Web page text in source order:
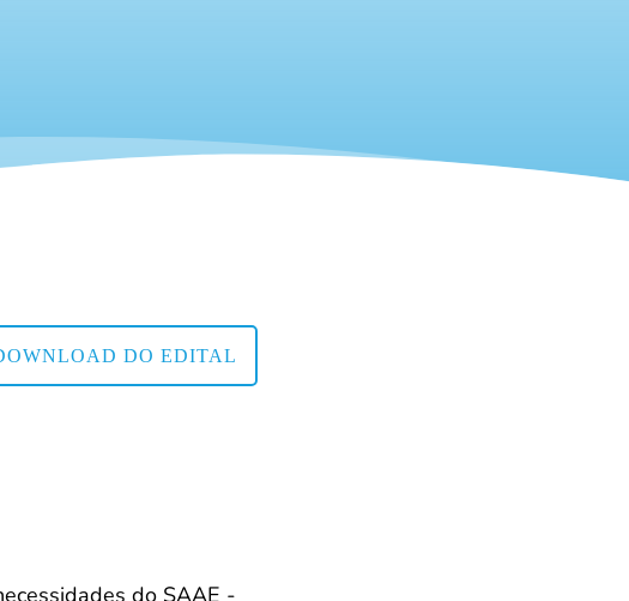
DO EDITAL
do SAAE -